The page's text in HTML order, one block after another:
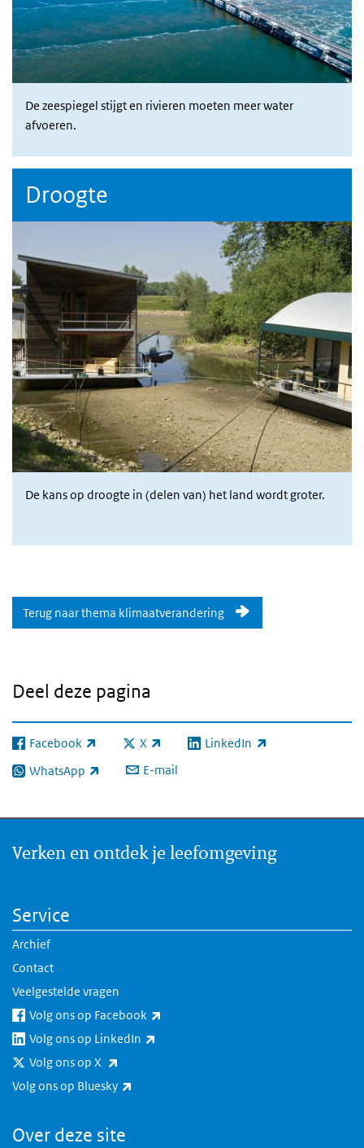
De zeespiegel stijgt en rivieren moeten meer water
afvoeren.
Droogte
De kans op droogte in (delen van) het land wordt groter.
Terug naar thema klimaatverandering
Deel deze pagina
Facebook
(externe link) X
(externe link) LinkedIn
(externe link)
WhatsApp
(externe link) E-mail
Verken en ontdek je leefomgeving
Service
Archief
Contact
Veelgestelde vragen
Volg ons op Facebook
Volg ons op LinkedIn
Volg ons op X
Volg ons op Bluesky
Over deze site